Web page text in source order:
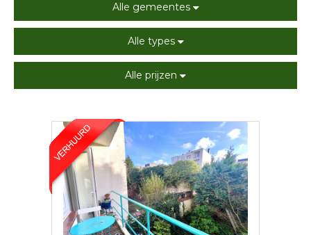
Alle gemeentes
Alle types
Alle prijzen